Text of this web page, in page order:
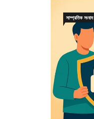
সাম্প্রতিক সংবাদ